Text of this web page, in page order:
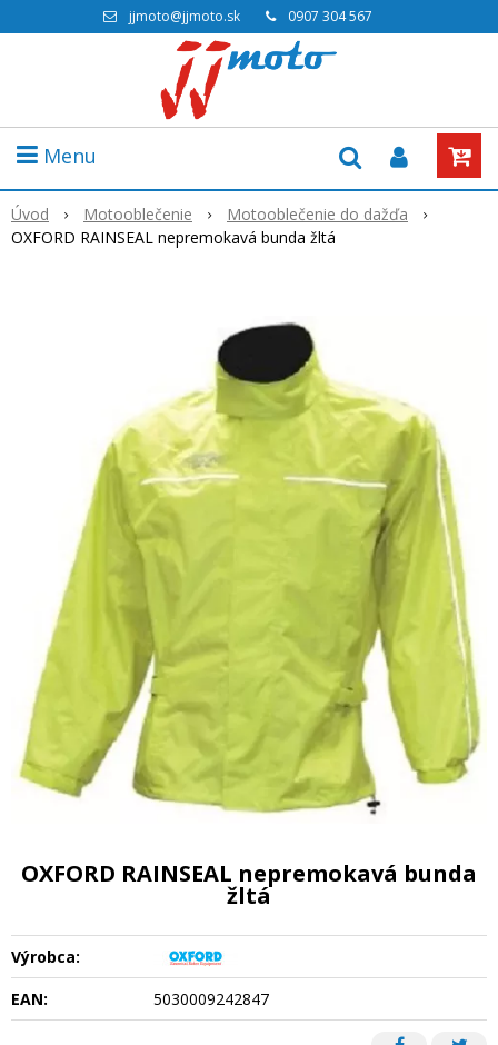
jjmoto@jjmoto.sk 0907 304 567
Menu
Úvod Motooblečenie
Motooblečenie do dažďa
OXFORD RAINSEAL nepremokavá bunda žltá
OXFORD RAINSEAL nepremokavá bunda
žltá
Výrobca:
EAN:
5030009242847